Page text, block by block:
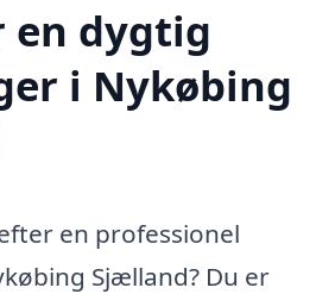
en dygtig
i Nykøbing
en professionel
Sjælland? Du er